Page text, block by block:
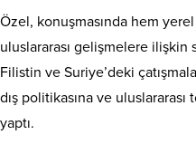
Özel, konuşmasında hem
uluslararası gelişmelere
Filistin ve Suriye’deki
dış politikasına ve
yaptı.